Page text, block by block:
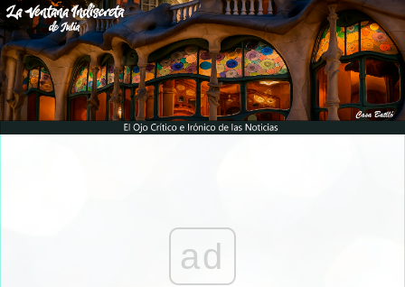
ad